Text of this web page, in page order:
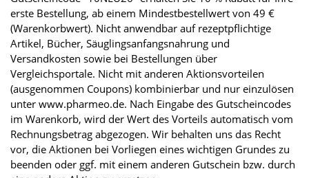
erste Bestellung, ab einem Mindestbestellwert von 49 €
(Warenkorbwert). Nicht anwendbar auf rezeptpflichtige
Artikel, Bücher, Säuglingsanfangsnahrung und
Versandkosten sowie bei Bestellungen über
Vergleichsportale. Nicht mit anderen Aktionsvorteilen
(ausgenommen Coupons) kombinierbar und nur einzulösen
unter www.pharmeo.de. Nach Eingabe des Gutscheincodes
im Warenkorb, wird der Wert des Vorteils automatisch vom
Rechnungsbetrag abgezogen. Wir behalten uns das Recht
vor, die Aktionen bei Vorliegen eines wichtigen Grundes zu
beenden oder ggf. mit einem anderen Gutschein bzw. durch